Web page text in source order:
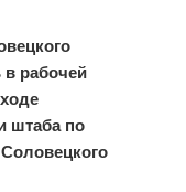
в рабочей
штаба по